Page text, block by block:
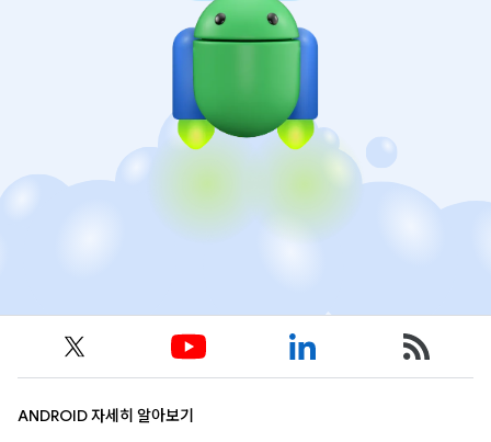
ANDROID 자세히 알아보기